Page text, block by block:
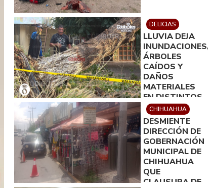
DELICIAS
LLUVIA DEJA
INUNDACIONES,
ÁRBOLES
CAÍDOS Y
DAÑOS
MATERIALES
EN DISTINTOS
PUNTOS DE
DELICIAS
CHIHUAHUA
DESMIENTE
DIRECCIÓN DE
GOBERNACIÓN
MUNICIPAL DE
CHIHUAHUA
QUE
CLAUSURA DE